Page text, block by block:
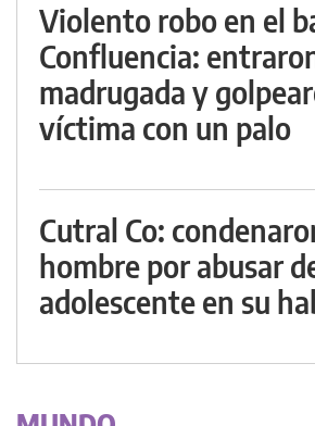
Violento robo en el
Confluencia:
madrugada y
víctima con un palo
Cutral Co:
hombre por abusar
adolescente en su